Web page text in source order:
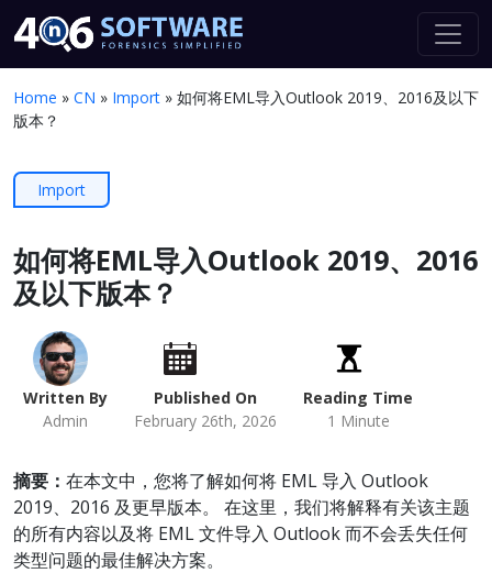
Home » CN » Import » 如何将EML导入Outlook 2019、2016及以下
版本？
Import
如何将EML导入Outlook 2019、2016
及以下版本？
Written By
Admin
Published On
February 26th, 2026
Reading Time
1 Minute
摘要： 在本文中，您将了解如何将 EML 导入 Outlook
2019、2016 及更早版本。 在这里，我们将解释有关该主题
的所有内容以及将 EML 文件导入 Outlook 而不会丢失任何
类型问题的最佳解决方案。